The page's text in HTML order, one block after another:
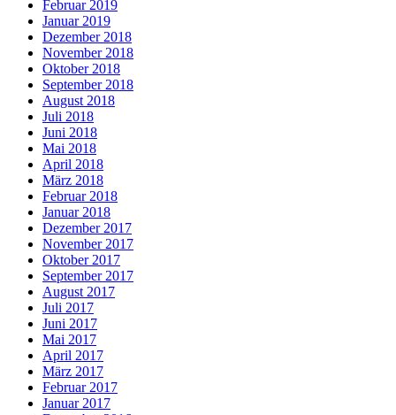
Februar 2019
Januar 2019
Dezember 2018
November 2018
Oktober 2018
September 2018
August 2018
Juli 2018
Juni 2018
Mai 2018
April 2018
März 2018
Februar 2018
Januar 2018
Dezember 2017
November 2017
Oktober 2017
September 2017
August 2017
Juli 2017
Juni 2017
Mai 2017
April 2017
März 2017
Februar 2017
Januar 2017